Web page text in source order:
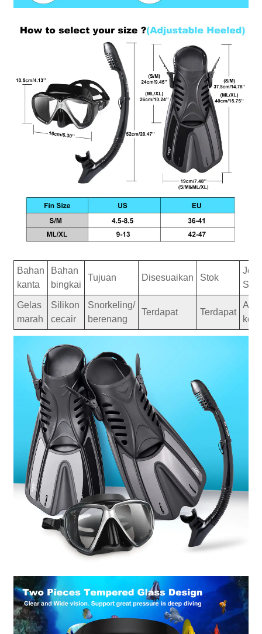
Bahan
kanta
Bahan
bingkai
Tujuan Disesuaikan Stok
Gelas
marah
Silikon
cecair
Snorkeling/
berenang
Terdapat Terdapat
Atas